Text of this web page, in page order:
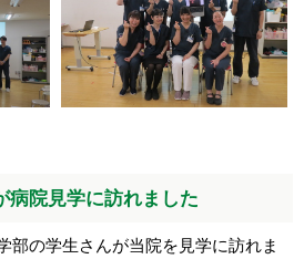
病院見学に訪れました
部の学生さんが当院を見学に訪れま